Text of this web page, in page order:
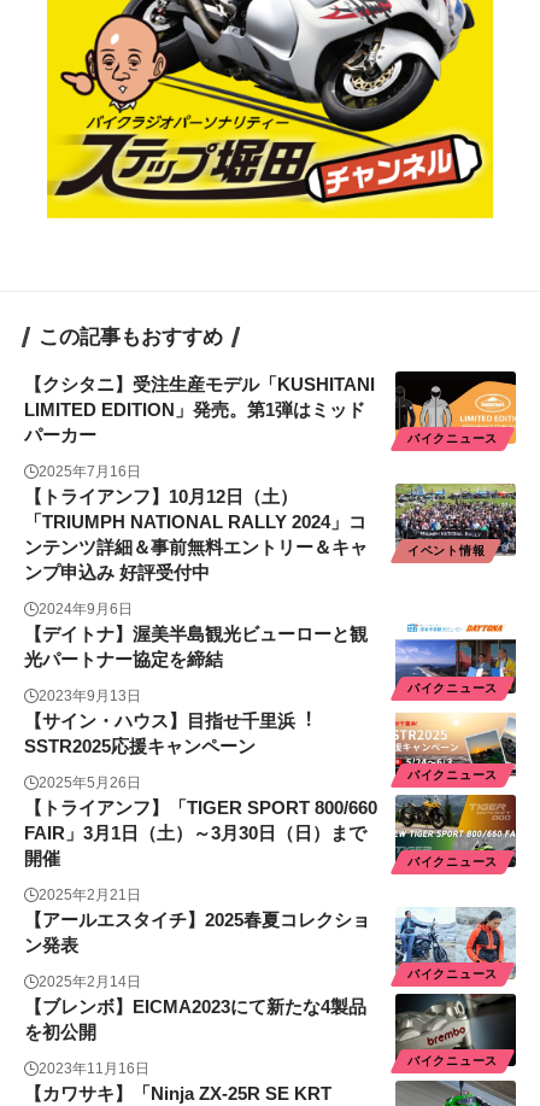
この記事もおすすめ
バイクニュース
【クシタニ】受注生産モデル「KUSHITANI
LIMITED EDITION」発売。第1弾はミッド
パーカー
2025年7月16日
イベント情報
【トライアンフ】10月12日（土）
「TRIUMPH NATIONAL RALLY 2024」コ
ンテンツ詳細＆事前無料エントリー＆キャ
ンプ申込み 好評受付中
2024年9月6日
バイクニュース
【デイトナ】渥美半島観光ビューローと観
光パートナー協定を締結
2023年9月13日
バイクニュース
【サイン・ハウス】⽬指せ千⾥浜︕
SSTR2025応援キャンペーン
2025年5月26日
バイクニュース
【トライアンフ】「TIGER SPORT 800/660
FAIR」3月1日（土）～3月30日（日）まで
開催
2025年2月21日
バイクニュース
【アールエスタイチ】2025春夏コレクショ
ン発表
2025年2月14日
バイクニュース
【ブレンボ】EICMA2023にて新たな4製品
を初公開
2023年11月16日
【カワサキ】「Ninja ZX-25R SE KRT